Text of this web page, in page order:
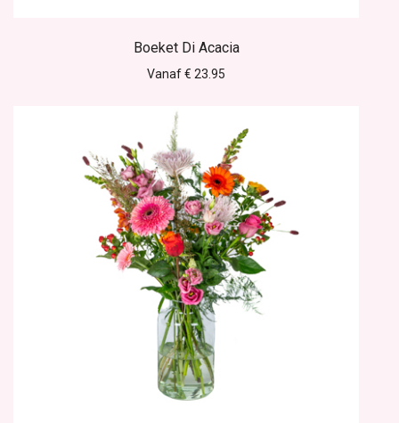
Boeket Di Acacia
Vanaf € 23.95